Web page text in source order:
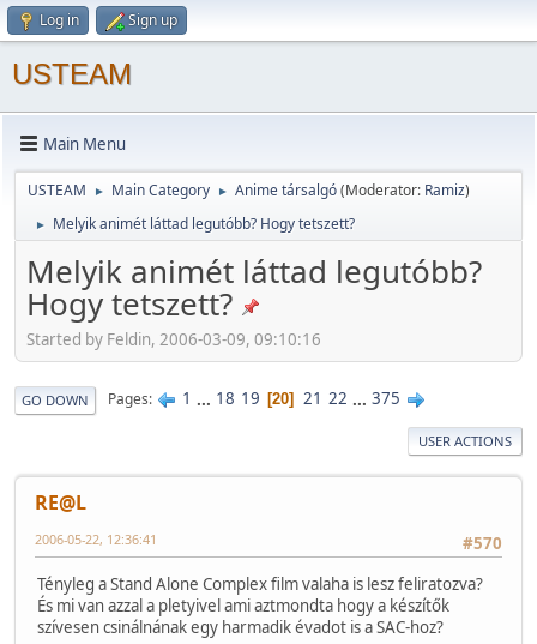
Log in Sign up
USTEAM
Main Menu
USTEAM ► Main Category ► Anime társalgó(Moderator: Ramiz)
► Melyik animét láttad legutóbb? Hogy tetszett?
Melyik animét láttad legutóbb?
Hogy tetszett?
Started by Feldin, 2006-03-09, 09:10:16
GO DOWN Pages 1 ... 18 19 20 21 22 ... 375
USER ACTIONS
RE@L
#570
2006-05-22, 12:36:41
Tényleg a Stand Alone Complex film valaha is lesz feliratozva?
És mi van azzal a pletyivel ami aztmondta hogy a készítők
szívesen csinálnának egy harmadik évadot is a SAC-hoz?